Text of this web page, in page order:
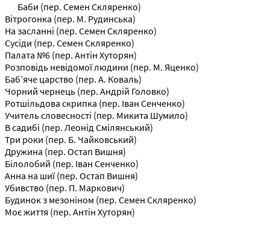
Баби (пер. Семен Скляренко)
Вітрогонка (пер. М. Рудинська)
На засланні (пер. Семен Скляренко)
Сусіди (пер. Семен Скляренко)
Палата №6 (пер. Антін Хуторян)
Розповідь невідомої людини (пер. М. Яценко)
Баб’яче царство (пер. А. Коваль)
Чорний чернець (пер. Андрій Головко)
Ротшільдова скрипка (пер. Іван Сенченко)
Учитель словесності (пер. Микита Шумило)
В садибі (пер. Леонід Смілянський)
Три роки (пер. Б. Чайковський)
Дружина (пер. Остап Вишня)
Білолобий (пер. Іван Сенченко)
Анна на шиї (пер. Остап Вишня)
Убивство (пер. П. Маркович)
Будинок з мезоніном (пер. Семен Скляренко)
Моє життя (пер. Антін Хуторян)